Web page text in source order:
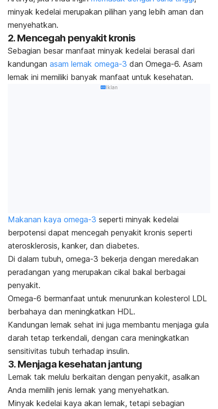
minyak kedelai merupakan pilihan yang lebih aman dan
menyehatkan.
2. Mencegah penyakit kronis
Sebagian besar manfaat minyak kedelai berasal dari
kandungan asam lemak omega-3 dan Omega-6. Asam
lemak ini memiliki banyak manfaat untuk kesehatan.
Iklan
Makanan kaya omega-3 seperti minyak kedelai
berpotensi dapat mencegah penyakit kronis seperti
aterosklerosis, kanker, dan diabetes.
Di dalam tubuh, omega-3 bekerja dengan meredakan
peradangan yang merupakan cikal bakal berbagai
penyakit.
Omega-6 bermanfaat untuk menurunkan kolesterol LDL
berbahaya dan meningkatkan HDL.
Kandungan lemak sehat ini juga membantu menjaga gula
darah tetap terkendali, dengan cara meningkatkan
sensitivitas tubuh terhadap insulin.
3. Menjaga kesehatan jantung
Lemak tak melulu berkaitan dengan penyakit, asalkan
Anda memilih jenis lemak yang menyehatkan.
Minyak kedelai kaya akan lemak, tetapi sebagian